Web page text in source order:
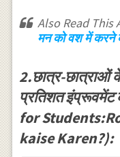
Also Read This
मन को वश में करने
2.छात्र-छात्राओं
प्रतिशत
for
kaise Karen?):